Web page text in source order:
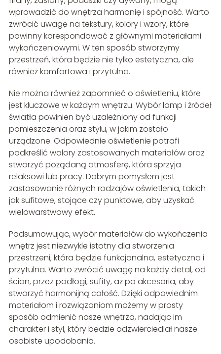
wprowadzić do wnętrza harmonię i spójność. Warto
zwrócić uwagę na tekstury, kolory i wzory, które
powinny korespondować z głównymi materiałami
wykończeniowymi. W ten sposób stworzymy
przestrzeń, która będzie nie tylko estetyczna, ale
również komfortowa i przytulna.
Nie można również zapomnieć o oświetleniu, które
jest kluczowe w każdym wnętrzu. Wybór lamp i źródeł
światła powinien być uzależniony od funkcji
pomieszczenia oraz stylu, w jakim zostało
urządzone. Odpowiednie oświetlenie potrafi
podkreślić walory zastosowanych materiałów oraz
stworzyć pożądaną atmosferę, która sprzyja
relaksowi lub pracy. Dobrym pomysłem jest
zastosowanie różnych rodzajów oświetlenia, takich
jak sufitowe, stojące czy punktowe, aby uzyskać
wielowarstwowy efekt.
Podsumowując, wybór materiałów do wykończenia
wnętrz jest niezwykle istotny dla stworzenia
przestrzeni, która będzie funkcjonalna, estetyczna i
przytulna. Warto zwrócić uwagę na każdy detal, od
ścian, przez podłogi, sufity, aż po akcesoria, aby
stworzyć harmonijną całość. Dzięki odpowiednim
materiałom i rozwiązaniom możemy w prosty
sposób odmienić nasze wnętrza, nadając im
charakter i styl, który będzie odzwierciedlał nasze
osobiste upodobania.